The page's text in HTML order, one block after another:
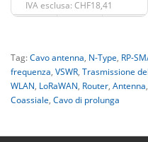
IVA esclusa: CHF18,41
Tag:Cavo antenna, N-Type, RP-
frequenza, VSWR, Trasmissione
WLAN, LoRaWAN, Router, Antenna,
Coassiale, Cavo di prolunga